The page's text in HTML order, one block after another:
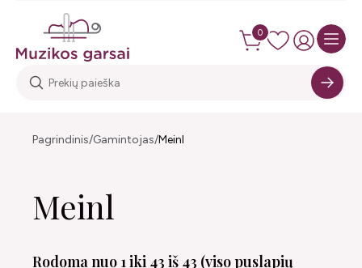
0
Pagrindinis Gamintojas Meinl
Meinl
Rodoma nuo 1 iki 43 iš 43 (viso puslapių